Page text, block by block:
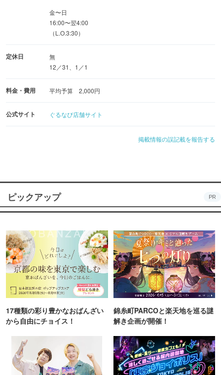
金〜日
16:00〜翌4:00
（L.O.3:30）
定休日
無
12／31、1／1
料金・費用 平均予算 2,000円
公式サイト ぐるなび店舗サイト
掲載情報の誤記載を報告する
ピックアップ PR
17種類の彩り豊かなおばんざい
から自由にチョイス！
錦糸町PARCOと楽天地を巡る謎
解き企画が開催！